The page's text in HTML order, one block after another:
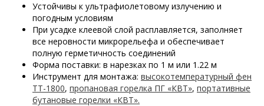
Устойчивы к ультрафиолетовому излучению и
погодным условиям
При усадке клеевой слой расплавляется, заполняет
все неровности микрорельефа и обеспечивает
полную герметичность соединений
Форма поставки: в нарезках по 1 м или 1.22 м
Инструмент для монтажа: высокотемпературный фен
ТТ-1800, пропановая горелка ПГ «КВТ», портативные
бутановые горелки «КВТ».